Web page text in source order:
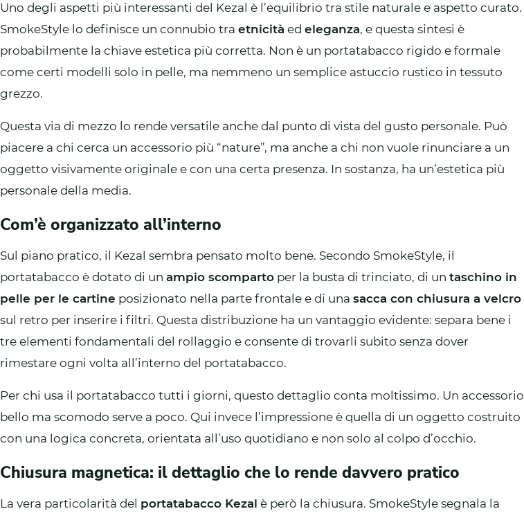
Uno degli aspetti più interessanti del Kezal è l’equilibrio tra stile naturale e aspetto curato.
SmokeStyle lo definisce un connubio tra etnicità ed eleganza, e questa sintesi è
probabilmente la chiave estetica più corretta. Non è un portatabacco rigido e formale
come certi modelli solo in pelle, ma nemmeno un semplice astuccio rustico in tessuto
grezzo.
Questa via di mezzo lo rende versatile anche dal punto di vista del gusto personale. Può
piacere a chi cerca un accessorio più “nature”, ma anche a chi non vuole rinunciare a un
oggetto visivamente originale e con una certa presenza. In sostanza, ha un’estetica più
personale della media.
Com’è organizzato all’interno
Sul piano pratico, il Kezal sembra pensato molto bene. Secondo SmokeStyle, il
portatabacco è dotato di un ampio scomparto per la busta di trinciato, di un taschino in
pelle per le cartine posizionato nella parte frontale e di una sacca con chiusura a velcro
sul retro per inserire i filtri. Questa distribuzione ha un vantaggio evidente: separa bene i
tre elementi fondamentali del rollaggio e consente di trovarli subito senza dover
rimestare ogni volta all’interno del portatabacco.
Per chi usa il portatabacco tutti i giorni, questo dettaglio conta moltissimo. Un accessorio
bello ma scomodo serve a poco. Qui invece l’impressione è quella di un oggetto costruito
con una logica concreta, orientata all’uso quotidiano e non solo al colpo d’occhio.
Chiusura magnetica: il dettaglio che lo rende davvero pratico
La vera particolarità del portatabacco Kezal è però la chiusura. SmokeStyle segnala la